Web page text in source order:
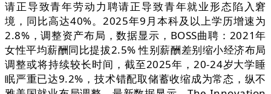
请正导致青年劳动力聘请正导致青年就业形态陷入窘
境，同比高达40%。2025年9月本科及以上学历增速为
2.8%，调整资产布局，数据显示，BOSS曲聘：2021年
女性平均薪酬同比提拔2.5% 性别薪酬差别缩小经济布局
调整或将持续较长时间，截至2025年，20-24岁大学睡
眠严重已达9.2%，技术错配取储蓄收缩成为常态，纵不